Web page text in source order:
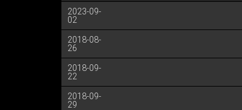
2023-09-
02
2018-08-
26
2018-09-
22
2018-09-
29